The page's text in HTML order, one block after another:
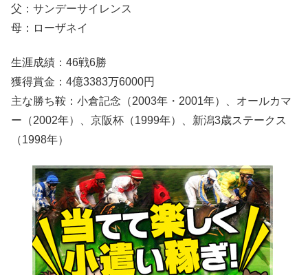
父：サンデーサイレンス
母：ローザネイ
生涯成績：46戦6勝
獲得賞金：4億3383万6000円
主な勝ち鞍：小倉記念（2003年・2001年）、オールカマ
ー（2002年）、京阪杯（1999年）、新潟3歳ステークス
（1998年）